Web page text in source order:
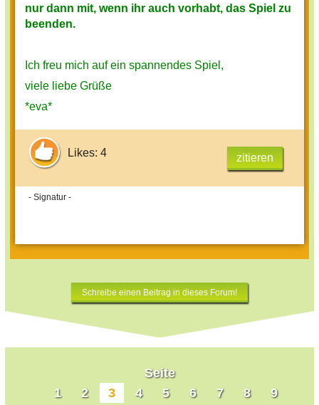
nur dann mit, wenn ihr auch vorhabt, das Spiel zu
beenden.
Ich freu mich auf ein spannendes Spiel,
viele liebe Grüße
*eva*
Likes: 4 zitieren
- Signatur -
Schreibe einen Beitrag in dieses Forum!
Seite
1
2 3 4 5 6 7 8
9